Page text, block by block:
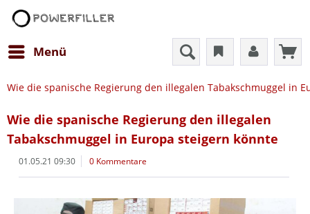
Menü
Wie die spanische Regierung den illegalen Tabakschmuggel in
Wie die spanische Regierung den illegalen
Tabakschmuggel in Europa steigern könnte
01.05.21 09:30 0 Kommentare